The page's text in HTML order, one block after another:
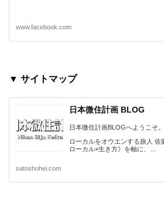
www.facebook.com
▼ サイトマップ
日本微住計画 BLOG
日本微住計画BLOGへようこそ。
ローカルをオウエンする旅人
ローカル×生き方》を軸に、…
satoshohei.com